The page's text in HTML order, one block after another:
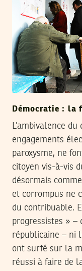
Démocratie : la
L’ambivalence
engagements
paroxysme, ne
citoyen vis-à-vis
désormais
et corrompus ne
du contribuable.
progressistes »
républicaine – ni
ont surfé sur la
réussi à faire de